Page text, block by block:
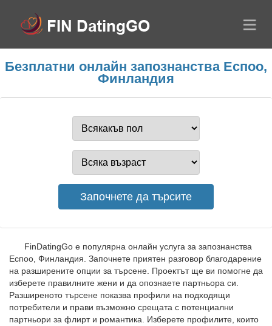
Безплатни онлайн запознанства Еспоо,
Финландия
FinDatingGo е популярна онлайн услуга за запознанства
Еспоо, Финландия. Започнете приятен разговор благодарение
на разширените опции за търсене. Проектът ще ви помогне да
изберете правилните жени и да опознаете партньора си.
Разширеното търсене показва профили на подходящи
потребители и прави възможно срещата с потенциални
партньори за флирт и романтика. Изберете профилите, които